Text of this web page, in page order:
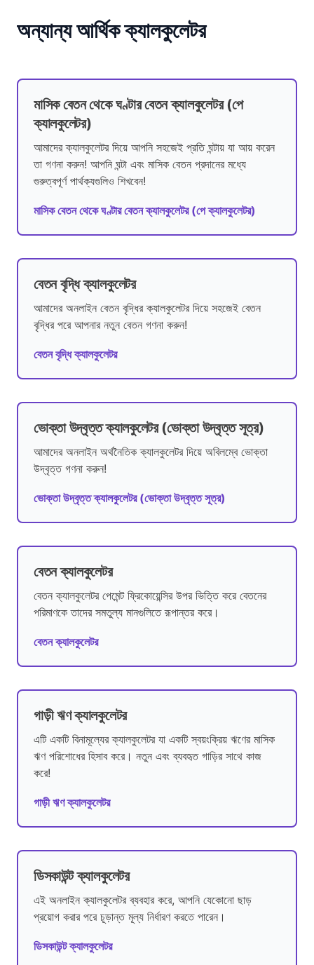
অন্যান্য আর্থিক ক্যালকুলেটর
মাসিক বেতন থেকে ঘণ্টার বেতন ক্যালকুলেটর (পে
ক্যালকুলেটর)
আমাদের ক্যালকুলেটর দিয়ে আপনি সহজেই প্রতি ঘন্টায় যা আয় করেন
তা গণনা করুন! আপনি ঘন্টা এবং মাসিক বেতন প্রদানের মধ্যে
গুরুত্বপূর্ণ পার্থক্যগুলিও শিখবেন!
মাসিক বেতন থেকে ঘণ্টার বেতন ক্যালকুলেটর (পে ক্যালকুলেটর)
বেতন বৃদ্ধি ক্যালকুলেটর
আমাদের অনলাইন বেতন বৃদ্ধির ক্যালকুলেটর দিয়ে সহজেই বেতন
বৃদ্ধির পরে আপনার নতুন বেতন গণনা করুন!
বেতন বৃদ্ধি ক্যালকুলেটর
ভোক্তা উদ্বৃত্ত ক্যালকুলেটর (ভোক্তা উদ্বৃত্ত সূত্র)
আমাদের অনলাইন অর্থনৈতিক ক্যালকুলেটর দিয়ে অবিলম্বে ভোক্তা
উদ্বৃত্ত গণনা করুন!
ভোক্তা উদ্বৃত্ত ক্যালকুলেটর (ভোক্তা উদ্বৃত্ত সূত্র)
বেতন ক্যালকুলেটর
বেতন ক্যালকুলেটর পেমেন্ট ফ্রিকোয়েন্সির উপর ভিত্তি করে বেতনের
পরিমাণকে তাদের সমতুল্য মানগুলিতে রূপান্তর করে।
বেতন ক্যালকুলেটর
গাড়ী ঋণ ক্যালকুলেটর
এটি একটি বিনামূল্যের ক্যালকুলেটর যা একটি স্বয়ংক্রিয় ঋণের মাসিক
ঋণ পরিশোধের হিসাব করে। নতুন এবং ব্যবহৃত গাড়ির সাথে কাজ
করে!
গাড়ী ঋণ ক্যালকুলেটর
ডিসকাউন্ট ক্যালকুলেটর
এই অনলাইন ক্যালকুলেটর ব্যবহার করে, আপনি যেকোনো ছাড়
প্রয়োগ করার পরে চূড়ান্ত মূল্য নির্ধারণ করতে পারেন।
ডিসকাউন্ট ক্যালকুলেটর